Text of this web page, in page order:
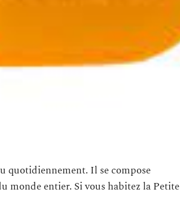
quotidiennement. Il se compose
monde entier. Si vous habitez la Petite